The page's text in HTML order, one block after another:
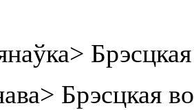
Брэсцкая